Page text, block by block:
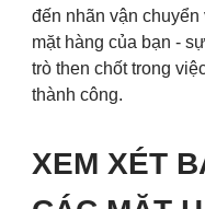
đến nhãn vận
mặt hàng của bạn -
trò then chốt trong
thành công.
XEM XÉT